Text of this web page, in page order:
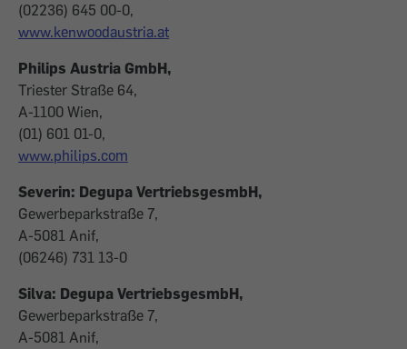
(02236) 645 00-0,
www.kenwoodaustria.at
Philips Austria GmbH,
Triester Straße 64,
A-1100 Wien,
(01) 601 01-0,
www.philips.com
Severin: Degupa VertriebsgesmbH,
Gewerbeparkstraße 7,
A-5081 Anif,
(06246) 731 13-0
Silva: Degupa VertriebsgesmbH,
Gewerbeparkstraße 7,
A-5081 Anif,